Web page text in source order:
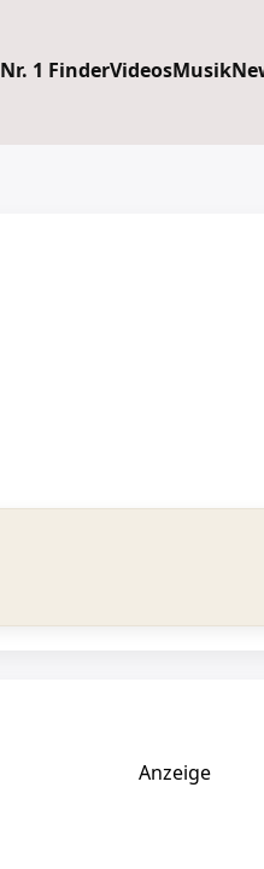
Nr. 1 FinderVideosMusik
Anzeige